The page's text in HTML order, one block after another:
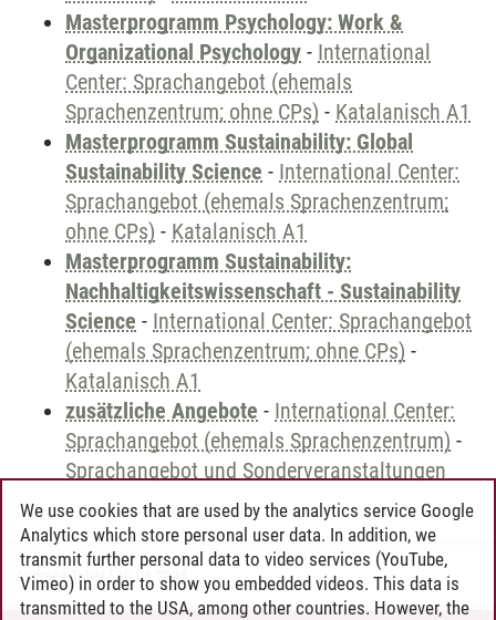
Masterprogramm Psychology: Work &
Organizational Psychology - International
Center: Sprachangebot (ehemals
Sprachenzentrum; ohne CPs) - Katalanisch A1
Masterprogramm Sustainability: Global
Sustainability Science - International Center:
Sprachangebot (ehemals Sprachenzentrum;
ohne CPs) - Katalanisch A1
Masterprogramm Sustainability:
Nachhaltigkeitswissenschaft - Sustainability
Science - International Center: Sprachangebot
(ehemals Sprachenzentrum; ohne CPs) -
Katalanisch A1
zusätzliche Angebote - International Center:
Sprachangebot (ehemals Sprachenzentrum) -
Sprachangebot und Sonderveranstaltungen
Andreea Tribel 30.06.2024
We use cookies that are used by the analytics service Google
Analytics which store personal user data. In addition, we
transmit further personal data to video services (YouTube,
Vimeo) in order to show you embedded videos. This data is
transmitted to the USA, among other countries. However, the